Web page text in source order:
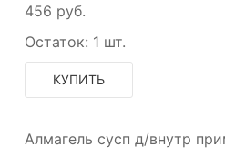
456 руб.
Остаток: 1 шт.
КУПИТЬ
Алмагель сусп д/внутр